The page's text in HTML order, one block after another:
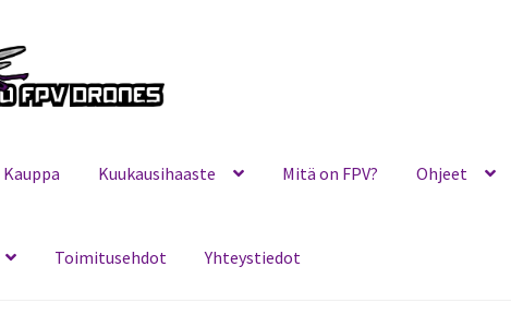
Kauppa Kuukausihaaste Mitä on FPV? Ohjeet
Toimitusehdot Yhteystiedot